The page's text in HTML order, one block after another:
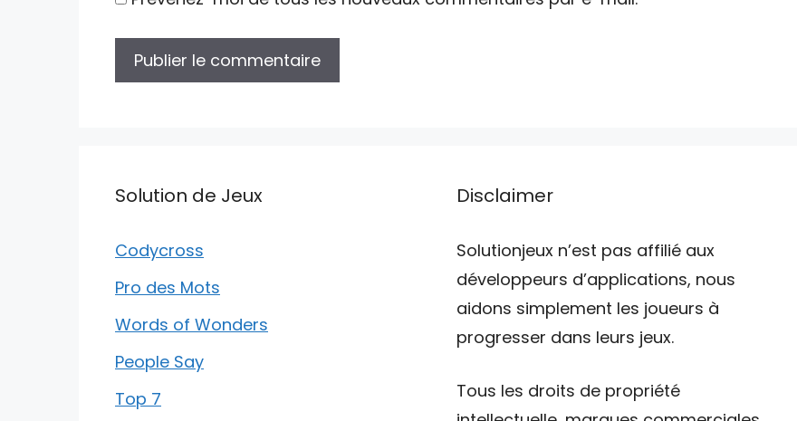
Solution de Jeux
Codycross
Pro des Mots
Words of Wonders
People Say
Top 7
Disclaimer
Solutionjeux n’est pas affilié aux
développeurs d’applications, nous
aidons simplement les joueurs à
progresser dans leurs jeux.
Tous les droits de propriété